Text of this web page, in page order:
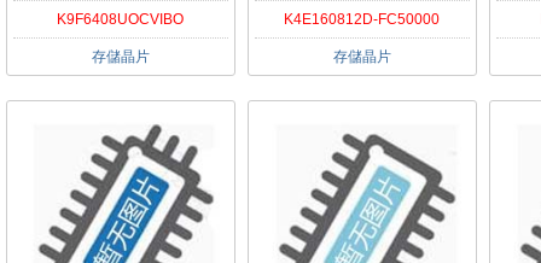
K9F6408UOCVIBO
存儲晶片
K4E160812D-FC50000
存儲晶片